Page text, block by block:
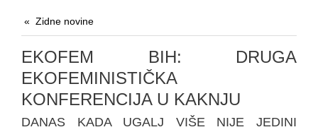
Zidne novine
EKOFEM BIH: DRUGA
EKOFEMINISTIČKA
KONFERENCIJA U KAKNJU
DANAS KADA UGALJ VIŠE NIJE JEDINI